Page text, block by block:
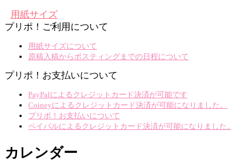
用紙サイズ
プリポ！ご利用について
用紙サイズについて
原稿入稿からポスティングまでの日程について
プリポ！お支払いについて
PayPalによるクレジットカード決済が可能です
Coineyによるクレジットカード決済が可能になりました。
プリポ！お支払いについて
ペイパルによるクレジットカード決済が可能になりました。
カレンダー